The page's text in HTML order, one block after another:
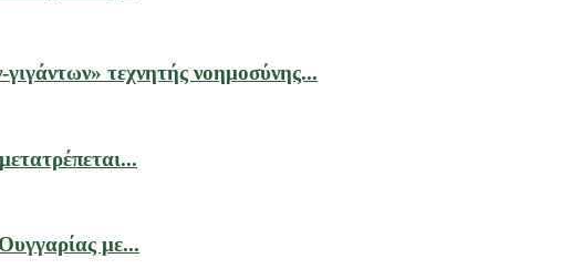
τεχνητής νοημοσύνης...
με...